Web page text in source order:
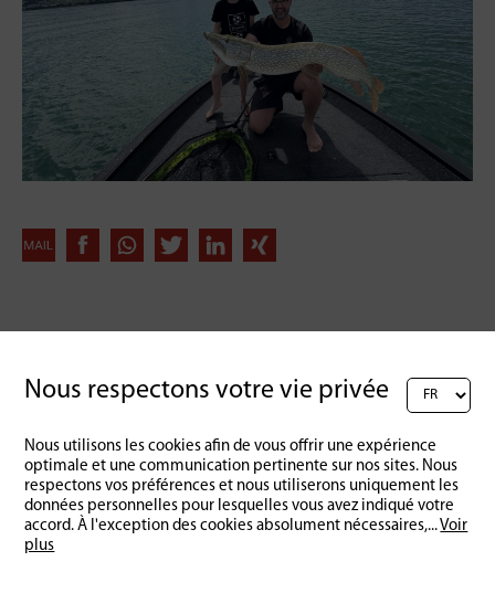
Nous respectons votre vie privée
Nous utilisons les cookies afin de vous offrir une expérience
optimale et une communication pertinente sur nos sites. Nous
respectons vos préférences et nous utiliserons uniquement les
données personnelles pour lesquelles vous avez indiqué votre
accord. À l'exception des cookies absolument nécessaires,...Voir
plus